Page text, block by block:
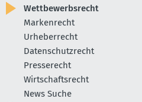
Wettbewerbsrecht
Markenrecht
Urheberrecht
Datenschutzrecht
Presserecht
Wirtschaftsrecht
News Suche